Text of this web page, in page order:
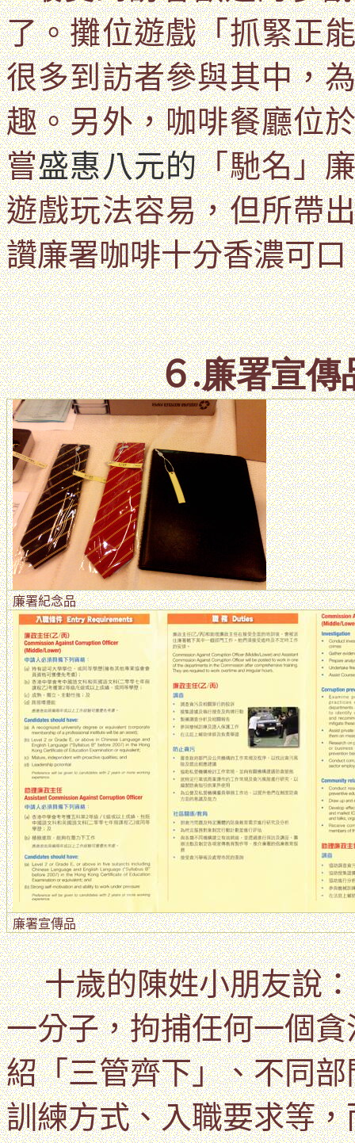
了。攤位遊戲「抓緊正
很多到訪者參與其中，
趣。另外，咖啡餐廳位
嘗盛惠八元的「馳名」
遊戲玩法容易，但所帶
讚廉署咖啡十分香濃可口
６.廉署宣傳
廉署紀念品
廉署宣傳品
十歲的陳姓小朋友說
一分子，拘捕任何一個
紹「三管齊下」、不同
訓練方式、入職要求等，